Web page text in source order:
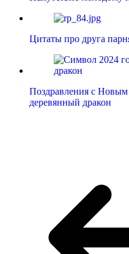
Цитаты про друга
Поздравления с
деревянный дракон